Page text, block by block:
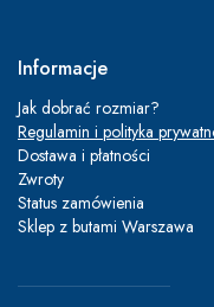
Informacje
Jak dobrać rozmiar?
Regulamin i polityka
Dostawa i płatności
Zwroty
Status zamówienia
Sklep z butami Warszawa